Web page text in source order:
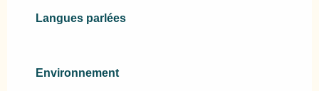
Langues parlées
Langues parlées
Environnement
Environnement